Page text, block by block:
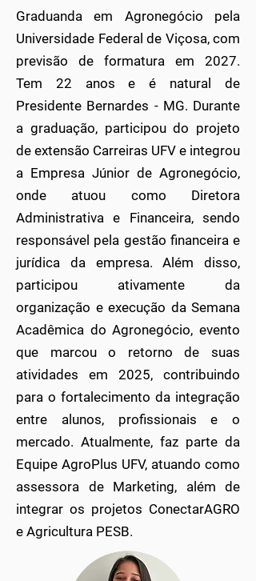
Graduanda em Agronegócio pela
Universidade Federal de Viçosa, com
previsão de formatura em 2027.
Tem 22 anos e é natural de
Presidente Bernardes - MG. Durante
a graduação, participou do projeto
de extensão Carreiras UFV e integrou
a Empresa Júnior de Agronegócio,
onde atuou como Diretora
Administrativa e Financeira, sendo
responsável pela gestão financeira e
jurídica da empresa. Além disso,
participou ativamente da
organização e execução da Semana
Acadêmica do Agronegócio, evento
que marcou o retorno de suas
atividades em 2025, contribuindo
para o fortalecimento da integração
entre alunos, profissionais e o
mercado. Atualmente, faz parte da
Equipe AgroPlus UFV, atuando como
assessora de Marketing, além de
integrar os projetos ConectarAGRO
e Agricultura PESB.